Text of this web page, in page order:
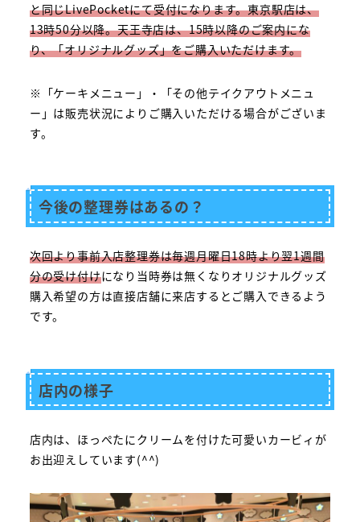
と同じLivePocketにて受付になります。東京駅店は、
13時50分以降。天王寺店は、15時以降のご案内にな
り、「オリジナルグッズ」をご購入いただけます。
※「ケーキメニュー」・「その他テイクアウトメニュ
ー」は販売状況によりご購入いただける場合がございま
す。
今後の整理券はあるの？
次回より事前入店整理券は毎週月曜日18時より翌1週間
分の受け付けになり当時券は無くなりオリジナルグッズ
購入希望の方は直接店舗に来店するとご購入できるよう
です。
店内の様子
店内は、ほっぺたにクリームを付けた可愛いカービィが
お出迎えしています(^^)